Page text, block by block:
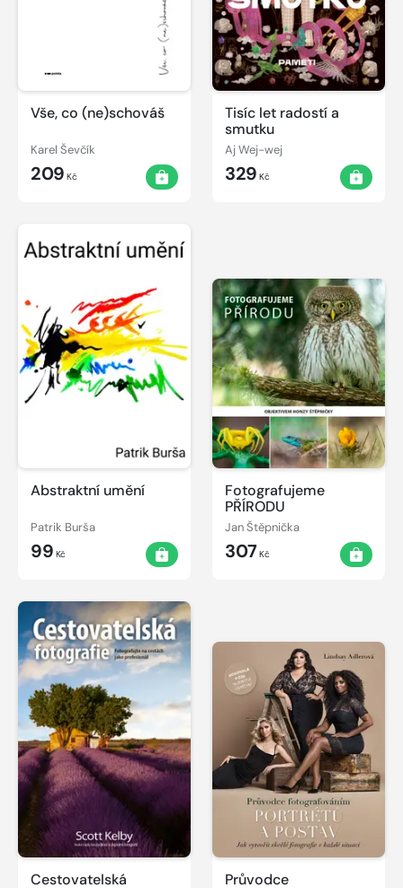
Vše, co (ne)schováš
Karel Ševčík
209 Kč
Tisíc let radostí a
smutku
Aj Wej-wej
329 Kč
Abstraktní umění
Patrik Burša
99 Kč
Fotografujeme
PŘÍRODU
Jan Štěpnička
307Kč
Cestovatelská
Průvodce